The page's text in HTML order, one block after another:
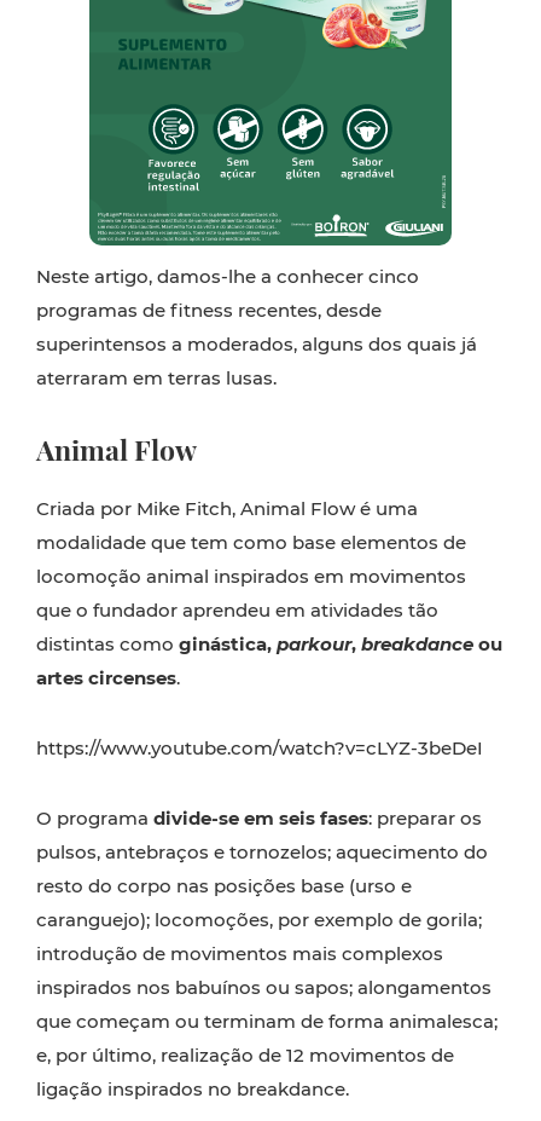
Neste artigo, damos-lhe a conhecer cinco
programas de fitness recentes, desde
superintensos a moderados, alguns dos quais já
aterraram em terras lusas.
Animal Flow
Criada por Mike Fitch, Animal Flow é uma
modalidade que tem como base elementos de
locomoção animal inspirados em movimentos
que o fundador aprendeu em atividades tão
distintas como ginástica, parkour, breakdance ou
artes circenses.
https://www.youtube.com/watch?v=cLYZ-3beDeI
O programa divide-se em seis fases: preparar os
pulsos, antebraços e tornozelos; aquecimento do
resto do corpo nas posições base (urso e
caranguejo); locomoções, por exemplo de gorila;
introdução de movimentos mais complexos
inspirados nos babuínos ou sapos; alongamentos
que começam ou terminam de forma animalesca;
e, por último, realização de 12 movimentos de
ligação inspirados no breakdance.